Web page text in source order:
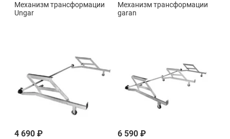
Механизм трансформации
Ungar
Механизм трансформации
garan
4 690 ₽ 6 590 ₽